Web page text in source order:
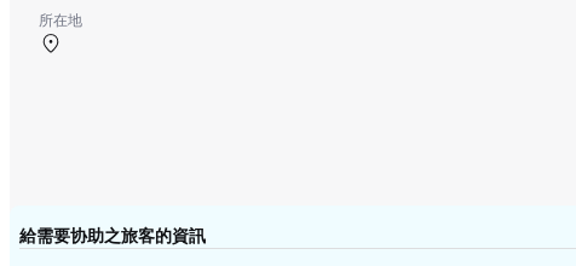
所在地
給需要协助之旅客的資訊